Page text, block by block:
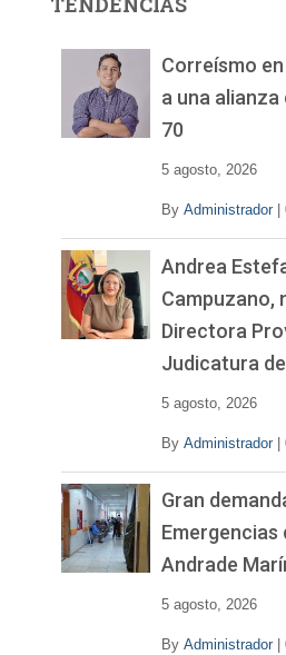
d
Correísmo
a una
70
5 agosto, 2026
By Administrador
Andrea
Campuzano,
Directora
Judicatura
5 agosto, 2026
By Administrador
Gran
Emergencias
Andrade
5 agosto, 2026
By Administrador